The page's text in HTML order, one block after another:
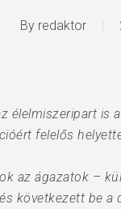
By redaktor
élelmiszeripart
felelős
az ágazatok –
következett be